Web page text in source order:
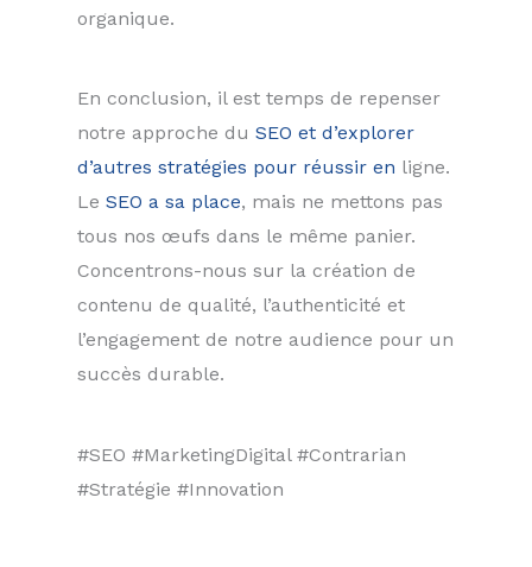
organique.
En conclusion, il est temps de repenser
notre approche du SEO et d’explorer
d’autres stratégies pour réussir en ligne.
Le SEO a sa place, mais ne mettons pas
tous nos œufs dans le même panier.
Concentrons-nous sur la création de
contenu de qualité, l’authenticité et
l’engagement de notre audience pour un
succès durable.
#SEO #MarketingDigital #Contrarian
#Stratégie #Innovation